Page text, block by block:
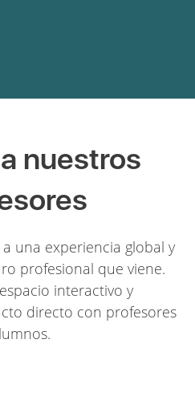
nuestros
una experiencia global y
profesional que viene.
interactivo y
directo con profesores